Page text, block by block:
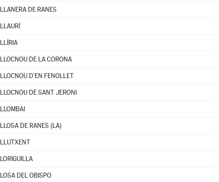
LLANERA DE RANES
LLAURÍ
LLÍRIA
LLOCNOU DE LA CORONA
LLOCNOU D'EN FENOLLET
LLOCNOU DE SANT JERONI
LLOMBAI
LLOSA DE RANES (LA)
LLUTXENT
LORIGUILLA
LOSA DEL OBISPO